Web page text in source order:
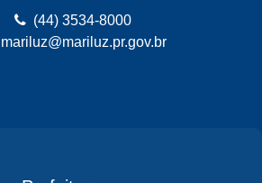
(44) 3534-8000
mariluz@mariluz.pr.gov.br